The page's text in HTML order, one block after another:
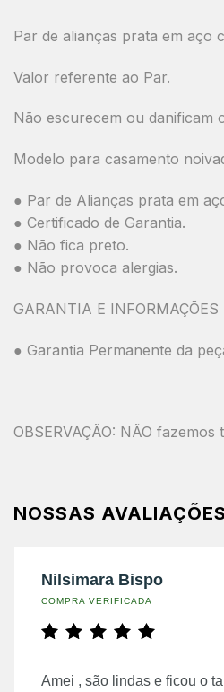
Par de alianças prata em aço
Valor referente ao Par.
Não escurecem ou danificam
Modelo para casamento
● Par de Alianças prata em
● Certificado de Garantia.
● Não fica preto.
● Não provoca alergias.
GARANTIA E INFORMAÇÕES
● Garantia Permanente da
OBSERVAÇÃO: NÃO
NOSSAS AVALIAÇÕES
Nilsimara Bispo
COMPRA VERIFICADA
Amei , são lindas e ficou o